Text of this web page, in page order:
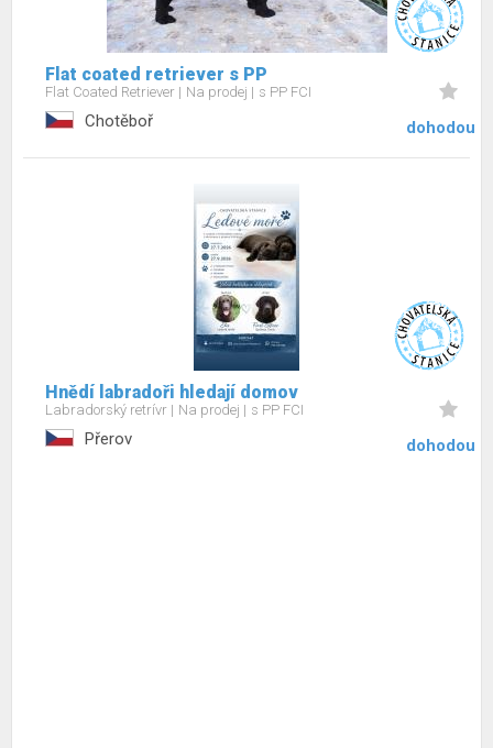
Flat coated retriever s PP
Flat Coated Retriever Na prodej s PP FCI
Chotěboř dohodou
Hnědí labradoři hledají domov
Labradorský retrívr Na prodej s PP FCI
Přerov dohodou